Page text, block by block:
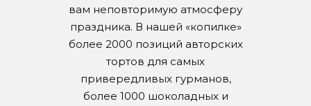
вам неповторимую атмосферу
праздника. В нашей «копилке»
более 2000 позиций авторских
тортов для самых
привередливых гурманов,
более 1000 шоколадных и